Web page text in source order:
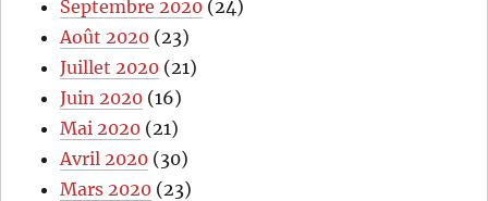
Septembre 2020 (24)
Août 2020 (23)
Juillet 2020 (21)
Juin 2020 (16)
Mai 2020 (21)
Avril 2020 (30)
Mars 2020 (23)